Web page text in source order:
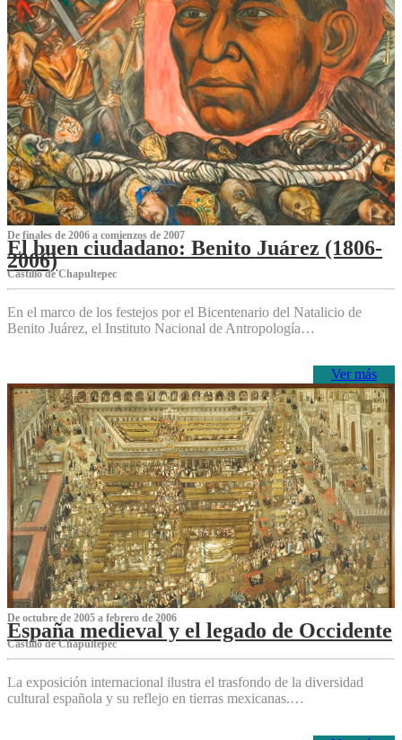
De finales de 2006 a comienzos de 2007
El buen ciudadano: Benito Juárez (1806-
2006)
Castillo de Chapultepec
En el marco de los festejos por el Bicentenario del Natalicio de
Benito Juárez, el Instituto Nacional de Antropología…
Ver más
De octubre de 2005 a febrero de 2006
España medieval y el legado de Occidente
Castillo de Chapultepec
La exposición internacional ilustra el trasfondo de la diversidad
cultural española y su reflejo en tierras mexicanas.…